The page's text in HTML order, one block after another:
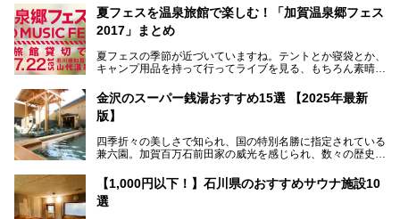
その粟津温泉に建つ「大江戸温泉物語 あわづグランドホテ
ル」（以下、あわづグランドホテル）は客室数97室のホテ
ルで、昨年2024年12月に露天風呂を新設。充実したキッズ
2025年7月からは「大江戸三つ星バイキング」がスタート！
───
提供元：大江戸温泉物語ホテルズ＆リゾーツ株式会社【P
この記事は大江戸温泉物語 あわづグランドホテルのPR記事
です。
夏フェスを温泉旅館で楽しむ！「加賀温泉郷フェス
2017」まとめ
夏フェスの季節が近づいていますね。テントとか寝袋とか、
キャンプ用品を持って行ってライブを見る、もちろん素晴ら
いやでもね、暑いし汗や砂埃でドロドロになるしうるさくて
夜は寝られないし、若い時はそういうのが良かったんですけ
今、もうちょっと気楽なフェスはないかな、と探してたらあ
りましたよ！
「加賀温泉郷フェス 2017」が石川県・山代温泉の瑠璃光を
全館貸し切って開催！
金沢のスーパー銭湯おすすめ15選 【2025年最新
版】
四季折々の美しさで知られ、国の特別名勝に指定されている
兼六園。加賀百万石前田家の威光を感じられ、数々の歴史的
ア。国内でも特に人気の観光地の1つです。北陸新幹線で東
京から約2時間30分と、首都圏からアクセスしやすい立地も
魅力ですね。
【1,000円以下！】石川県のおすすめサウナ施設10
選